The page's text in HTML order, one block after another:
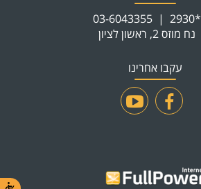
*2930
|
03-6043355
נח מוזס 2, ראשון לציון
עקבו אחרינו